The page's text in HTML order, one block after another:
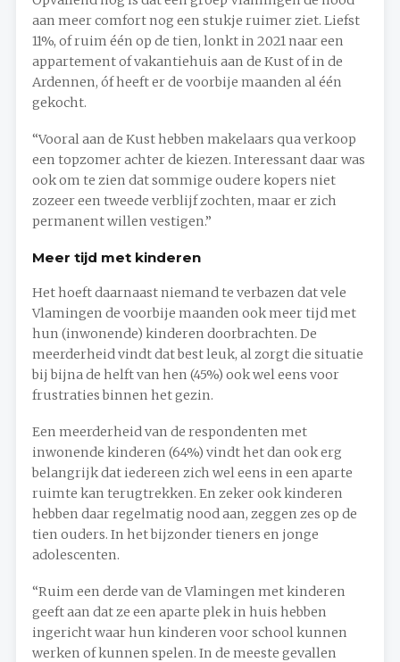
aan meer comfort nog een stukje ruimer ziet. Liefst
11%, of ruim één op de tien, lonkt in 2021 naar een
appartement of vakantiehuis aan de Kust of in de
Ardennen, óf heeft er de voorbije maanden al één
gekocht.
“Vooral aan de Kust hebben makelaars qua verkoop
een topzomer achter de kiezen. Interessant daar was
ook om te zien dat sommige oudere kopers niet
zozeer een tweede verblijf zochten, maar er zich
permanent willen vestigen.”
Meer tijd met kinderen
Het hoeft daarnaast niemand te verbazen dat vele
Vlamingen de voorbije maanden ook meer tijd met
hun (inwonende) kinderen doorbrachten. De
meerderheid vindt dat best leuk, al zorgt die situatie
bij bijna de helft van hen (45%) ook wel eens voor
frustraties binnen het gezin.
Een meerderheid van de respondenten met
inwonende kinderen (64%) vindt het dan ook erg
belangrijk dat iedereen zich wel eens in een aparte
ruimte kan terugtrekken. En zeker ook kinderen
hebben daar regelmatig nood aan, zeggen zes op de
tien ouders. In het bijzonder tieners en jonge
adolescenten.
“Ruim een derde van de Vlamingen met kinderen
geeft aan dat ze een aparte plek in huis hebben
ingericht waar hun kinderen voor school kunnen
werken of kunnen spelen. In de meeste gevallen